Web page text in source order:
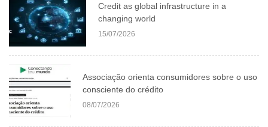
Credit as global infrastructure in a
changing world
15/07/2026
Associação orienta consumidores sobre o uso
consciente do crédito
08/07/2026